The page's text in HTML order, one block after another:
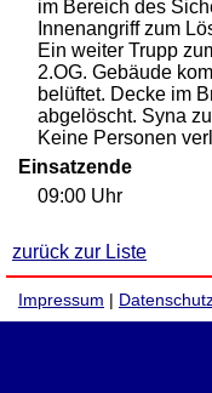
im Bereich des
Innenangriff zum
Ein weiter Trupp
2.OG. Gebäude
belüftet. Decke im
abgelöscht. Syna
Keine Personen
Einsatzende
09:00 Uhr
zurück zur Liste
Impressum |